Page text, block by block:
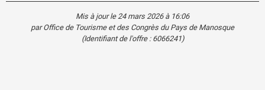
Mis à jour le 24 mars 2026 à 16:06
par Office de Tourisme et des Congrès du Pays de Manosque
(Identifiant de l'offre : 6066241)